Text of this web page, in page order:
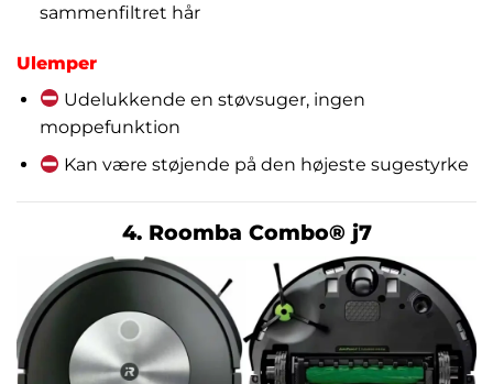
sammenfiltret hår
Ulemper
Udelukkende en støvsuger, ingen
moppefunktion
Kan være støjende på den højeste sugestyrke
4. Roomba Combo® j7